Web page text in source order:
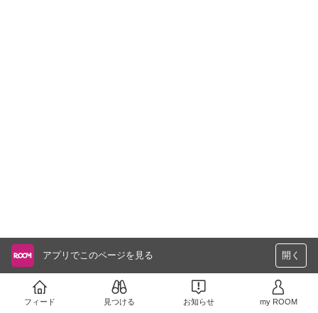
アプリでこのページを見る 開く
フィード 見つける お知らせ my ROOM